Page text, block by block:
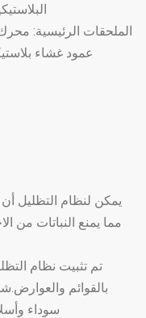
الملحقات الرئيسية: محرك
عمود غشاء
يمكن لنظام التظليل
مما يمنع النباتات من
تم تثبيت نظام
بالقوائم
سوداء